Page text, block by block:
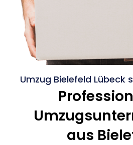
Umzug Bielefeld Lübeck
aus